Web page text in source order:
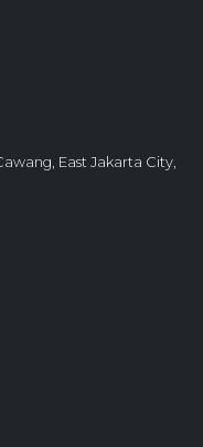
East Jakarta City,